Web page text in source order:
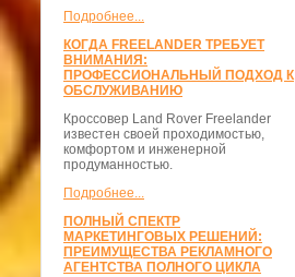
Подробнее...
КОГДА FREELANDER ТРЕБУЕТ
ВНИМАНИЯ:
ПРОФЕССИОНАЛЬНЫЙ ПОДХОД К
ОБСЛУЖИВАНИЮ
Кроссовер Land Rover Freelander
известен своей проходимостью,
комфортом и инженерной
продуманностью.
Подробнее...
ПОЛНЫЙ СПЕКТР
МАРКЕТИНГОВЫХ РЕШЕНИЙ:
ПРЕИМУЩЕСТВА РЕКЛАМНОГО
АГЕНТСТВА ПОЛНОГО ЦИКЛА